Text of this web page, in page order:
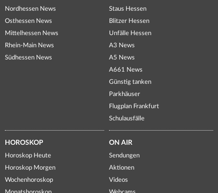
Nordhessen News
Osthessen News
Mittelhessen News
Rhein-Main News
Südhessen News
Staus Hessen
Blitzer Hessen
Unfälle Hessen
A3 News
A5 News
A661 News
Günstig tanken
Parkhäuser
Flugplan Frankfurt
Schulausfälle
HOROSKOP
Horoskop Heute
Horoskop Morgen
Wochenhoroskop
ON AIR
Sendungen
Aktionen
Videos